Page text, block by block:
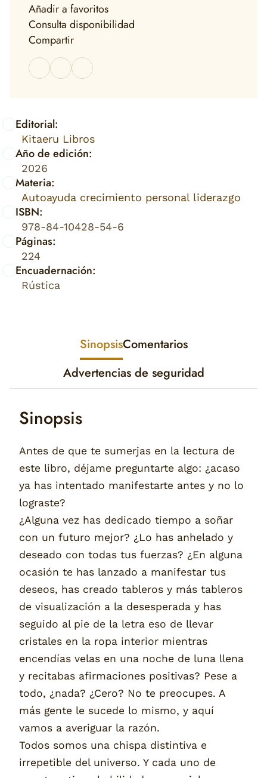
Editorial:
Kitaeru Libros
Año de edición:
2026
Materia:
Autoayuda crecimiento personal liderazgo
ISBN:
978-84-10428-54-6
Páginas:
224
Encuadernación:
Rústica
Añadir a favoritos
Consulta disponibilidad
Compartir
SinopsisComentarios
Advertencias de seguridad
Sinopsis
Antes de que te sumerjas en la lectura de
este libro, déjame preguntarte algo: ¿acaso
ya has intentado manifestarte antes y no lo
lograste?
¿Alguna vez has dedicado tiempo a soñar
con un futuro mejor? ¿Lo has anhelado y
deseado con todas tus fuerzas? ¿En alguna
ocasión te has lanzado a manifestar tus
deseos, has creado tableros y más tableros
de visualización a la desesperada y has
seguido al pie de la letra eso de llevar
cristales en la ropa interior mientras
encendías velas en una noche de luna llena
y recitabas afirmaciones positivas? Pese a
todo, ¿nada? ¿Cero? No te preocupes. A
más gente le sucede lo mismo, y aquí
vamos a averiguar la razón.
Todos somos una chispa distintiva e
irrepetible del universo. Y cada uno de